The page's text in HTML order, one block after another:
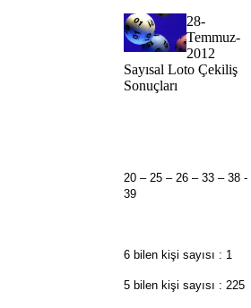
28-
Temmuz-
2012
Sayısal Loto Çekiliş
Sonuçları
20 – 25 – 26 – 33 – 38 -
39
6 bilen kişi sayısı : 1
5 bilen kişi sayısı : 225